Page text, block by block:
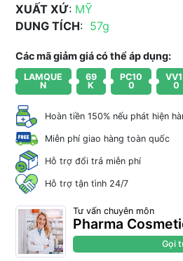
XUẤT XỨ: MỸ
DUNG TÍCH: 57g
Các mã giảm giá có thể áp dụng:
LAMQUE
N
69
K
PC10
0
0
Hoàn tiền 150% nếu phát hiện
Miễn phí giao hàng toàn quốc
Hỗ trợ đổi trả miễn phí
Hỗ trợ tận tình 24/7
Tư vấn chuyên môn
Pharma
Gọi